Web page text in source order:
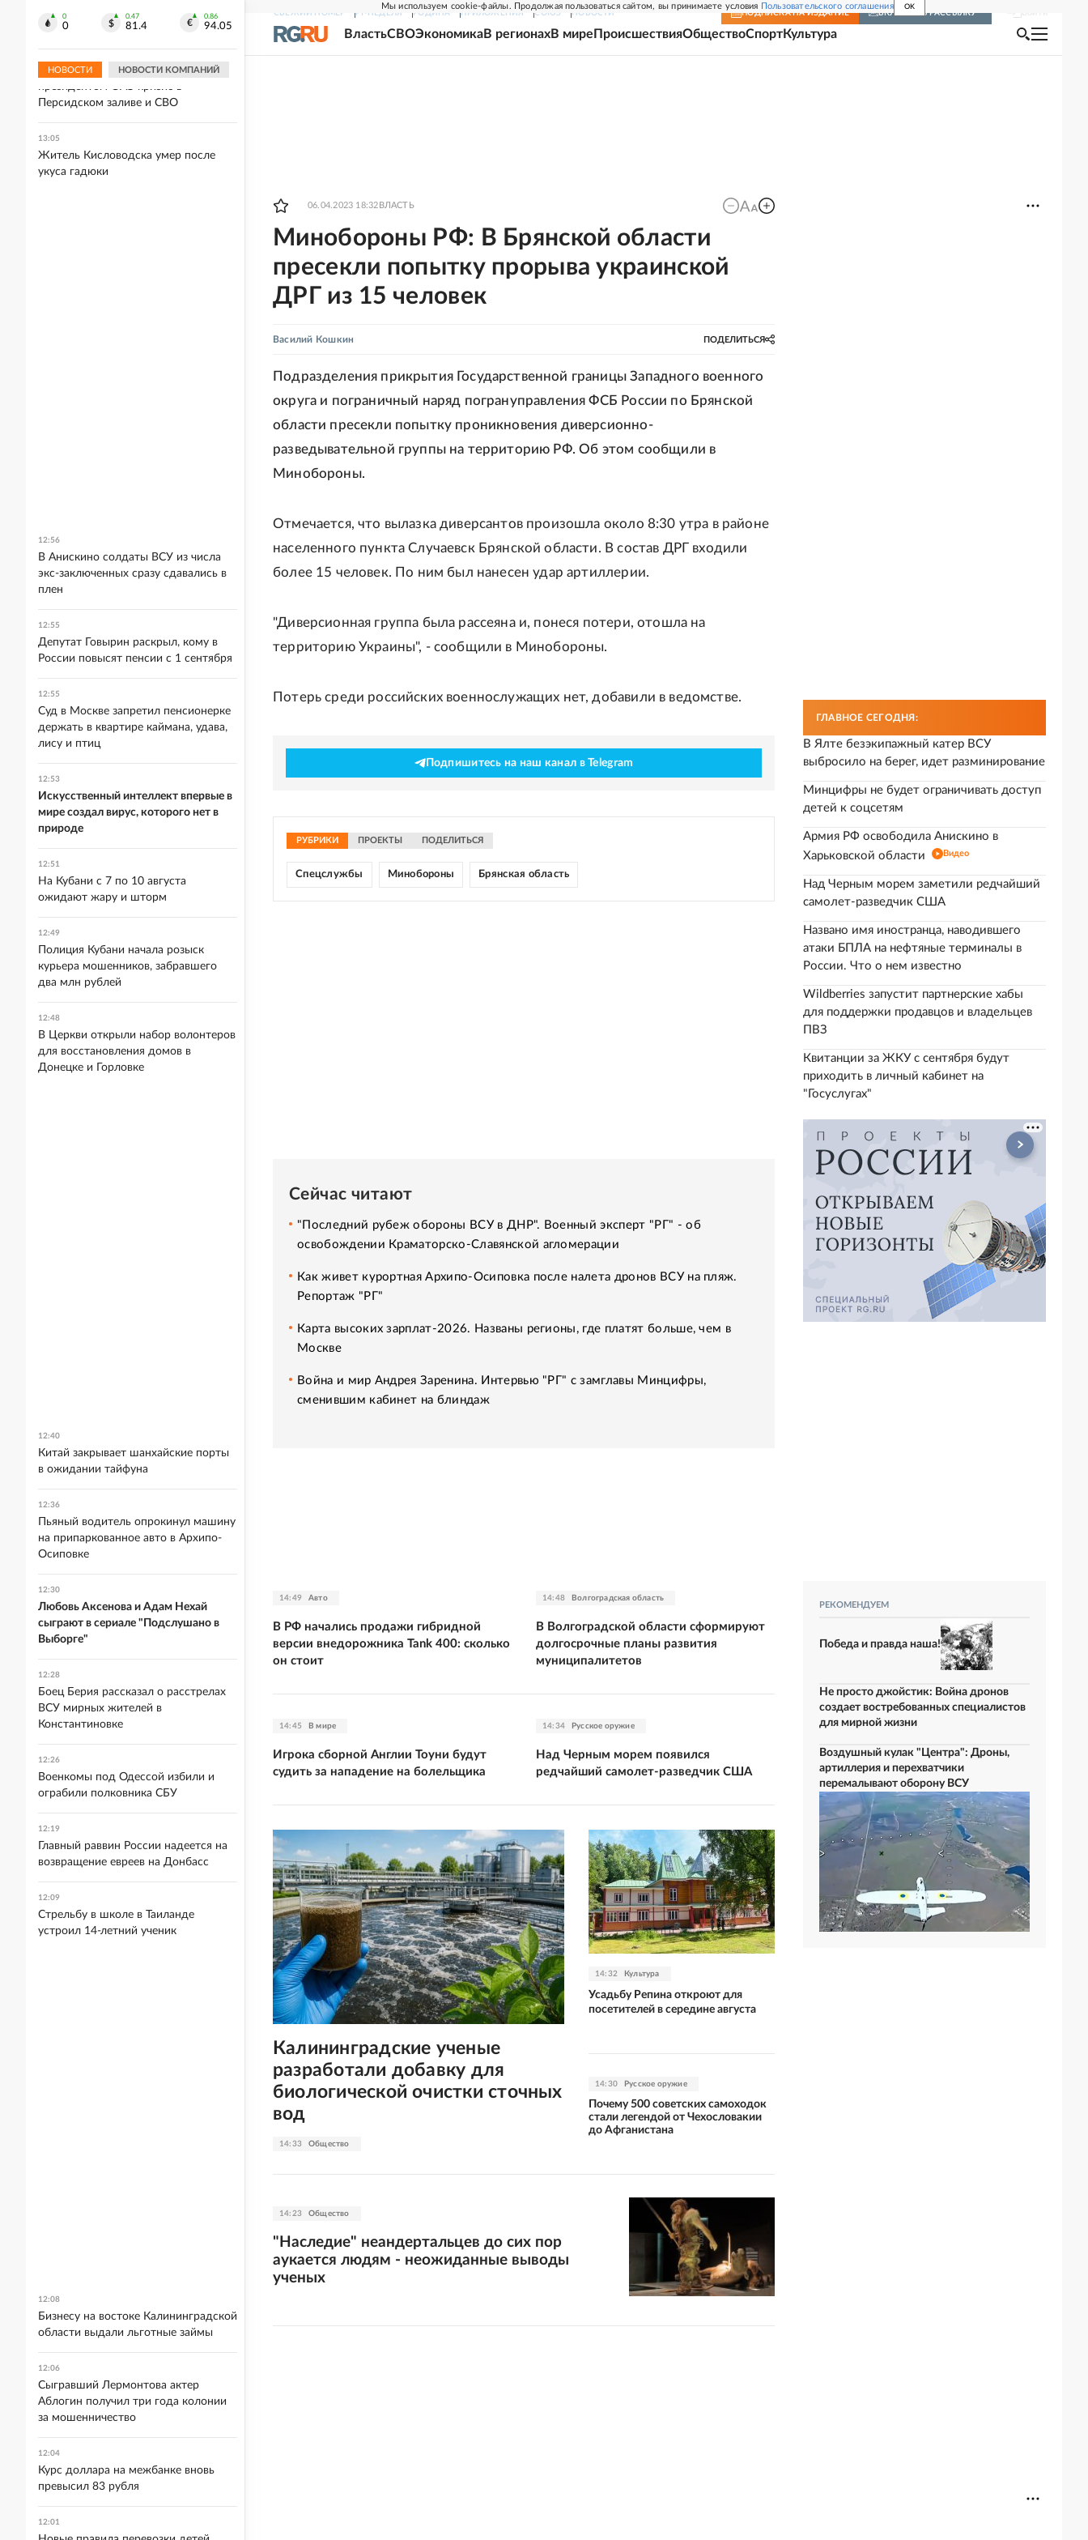
Мы используем cookie-файлы. Продолжая пользоваться сайтом, вы принимаете условия Пользовательского соглашения OK
СВЕЖИЙ НОМЕР РГ-НЕДЕЛЯ РОДИНА ПРИЛОЖЕНИЯ СОЮЗ НОВОСТИ ПОДПИСКА НА ИЗДАНИЕ ВКЛЮЧИТЬ РАССЫЛКУ
ВластьСВОЭкономикаВ регионахВ мире ПроисшествияОбществоСпортКультура
06.04.2023 18:32 ВЛАСТЬ
Минобороны РФ: В Брянской области
пресекли попытку прорыва украинской
ДРГ из 15 человек
Василий Кошкин ПОДЕЛИТЬСЯ
Подразделения прикрытия Государственной границы Западного военного
округа и пограничный наряд погрануправления ФСБ России по Брянской
области пресекли попытку проникновения диверсионно-
разведывательной группы на территорию РФ. Об этом сообщили в
Минобороны.
Отмечается, что вылазка диверсантов произошла около 8:30 утра в районе
населенного пункта Случаевск Брянской области. В состав ДРГ входили
более 15 человек. По ним был нанесен удар артиллерии.
"Диверсионная группа была рассеяна и, понеся потери, отошла на
территорию Украины", - сообщили в Минобороны.
Потерь среди российских военнослужащих нет, добавили в ведомстве.
Подпишитесь на наш канал в Telegram
РУБРИКИ ПРОЕКТЫ ПОДЕЛИТЬСЯ
Спецслужбы Минобороны Брянская область
Сейчас читают
"Последний рубеж обороны ВСУ в ДНР". Военный эксперт "РГ" - об
освобождении Краматорско-Славянской агломерации
Как живет курортная Архипо-Осиповка после налета дронов ВСУ на пляж.
Репортаж "РГ"
Карта высоких зарплат-2026. Названы регионы, где платят больше, чем в
Москве
Война и мир Андрея Заренина. Интервью "РГ" с замглавы Минцифры,
сменившим кабинет на блиндаж
14:49 Авто
В РФ начались продажи гибридной
версии внедорожника Tank 400: сколько
он стоит
14:48 Волгоградская область
В Волгоградской области сформируют
долгосрочные планы развития
муниципалитетов
14:45 В мире
Игрока сборной Англии Тоуни будут
судить за нападение на болельщика
14:34 Русское оружие
Над Черным морем появился
редчайший самолет-разведчик США
14:33 Общество
Калининградские ученые
разработали добавку для
биологической очистки сточных
вод
14:32 Культура
Усадьбу Репина откроют для
посетителей в середине августа
14:30 Русское оружие
Почему 500 советских самоходок
стали легендой от Чехословакии
до Афганистана
14:23 Общество
"Наследие" неандертальцев до сих пор
аукается людям - неожиданные выводы
ученых
ГЛАВНОЕ СЕГОДНЯ:
В Ялте безэкипажный катер ВСУ
выбросило на берег, идет разминирование
Минцифры не будет ограничивать доступ
детей к соцсетям
Армия РФ освободила Анискино в
Харьковской области
Видео
Над Черным морем заметили редчайший
самолет-разведчик США
Названо имя иностранца, наводившего
атаки БПЛА на нефтяные терминалы в
России. Что о нем известно
Wildberries запустит партнерские хабы
для поддержки продавцов и владельцев
ПВЗ
Квитанции за ЖКУ с сентября будут
приходить в личный кабинет на
"Госуслугах"
РЕКОМЕНДУЕМ
Победа и правда наша!
Не просто джойстик: Война дронов
создает востребованных специалистов
для мирной жизни
Воздушный кулак "Центра": Дроны,
артиллерия и перехватчики
перемалывают оборону ВСУ
0
0
0.47
81.4
0.86
94.05
НОВОСТИ НОВОСТИ КОМПАНИЙ
схему хищений на Юге России
Путин обсудил по телефону с
президентом ОАЭ кризис в
Персидском заливе и СВО
13:05
Житель Кисловодска умер после
укуса гадюки
12:56
В Анискино солдаты ВСУ из числа
экс-заключенных сразу сдавались в
плен
12:55
Депутат Говырин раскрыл, кому в
России повысят пенсии с 1 сентября
12:55
Суд в Москве запретил пенсионерке
держать в квартире каймана, удава,
лису и птиц
12:53
Искусственный интеллект впервые в
мире создал вирус, которого нет в
природе
12:51
На Кубани с 7 по 10 августа
ожидают жару и шторм
12:49
Полиция Кубани начала розыск
курьера мошенников, забравшего
два млн рублей
12:48
В Церкви открыли набор волонтеров
для восстановления домов в
Донецке и Горловке
12:40
Китай закрывает шанхайские порты
в ожидании тайфуна
12:36
Пьяный водитель опрокинул машину
на припаркованное авто в Архипо-
Осиповке
12:30
Любовь Аксенова и Адам Нехай
сыграют в сериале "Подслушано в
Выборге"
12:28
Боец Берия рассказал о расстрелах
ВСУ мирных жителей в
Константиновке
12:26
Военкомы под Одессой избили и
ограбили полковника СБУ
12:19
Главный раввин России надеется на
возвращение евреев на Донбасс
12:09
Стрельбу в школе в Таиланде
устроил 14-летний ученик
12:08
Бизнесу на востоке Калининградской
области выдали льготные займы
12:06
Сыгравший Лермонтова актер
Аблогин получил три года колонии
за мошенничество
12:04
Курс доллара на межбанке вновь
превысил 83 рубля
12:01